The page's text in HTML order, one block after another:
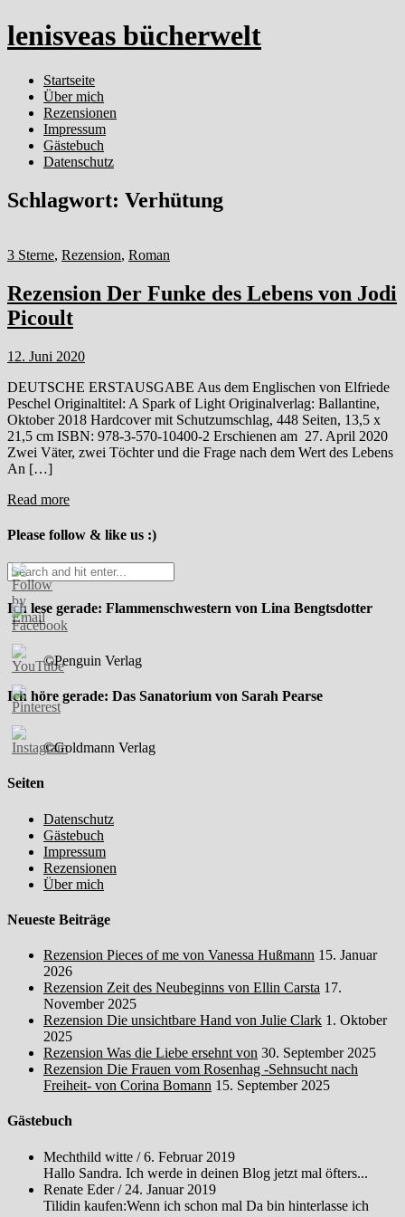
lenisveas bücherwelt
Startseite
Über mich
Rezensionen
Impressum
Gästebuch
Datenschutz
Schlagwort: Verhütung
3 Sterne, Rezension, Roman
Rezension Der Funke des Lebens von Jodi
Picoult
12. Juni 2020
DEUTSCHE ERSTAUSGABE Aus dem Englischen von Elfriede
Peschel Originaltitel: A Spark of Light Originalverlag: Ballantine,
Oktober 2018 Hardcover mit Schutzumschlag, 448 Seiten, 13,5 x
21,5 cm ISBN: 978-3-570-10400-2 Erschienen am 27. April 2020
Zwei Väter, zwei Töchter und die Frage nach dem Wert des Lebens
An […]
Read more
Please follow & like us :)
Ich lese gerade: Flammenschwestern von Lina Bengtsdotter
©Penguin Verlag
Ich höre gerade: Das Sanatorium von Sarah Pearse
©Goldmann Verlag
Seiten
Datenschutz
Gästebuch
Impressum
Rezensionen
Über mich
Neueste Beiträge
Rezension Pieces of me von Vanessa Hußmann 15. Januar
2026
Rezension Zeit des Neubeginns von Ellin Carsta 17.
November 2025
Rezension Die unsichtbare Hand von Julie Clark 1. Oktober
2025
Rezension Was die Liebe ersehnt von 30. September 2025
Rezension Die Frauen vom Rosenhag -Sehnsucht nach
Freiheit- von Corina Bomann 15. September 2025
Gästebuch
Mechthild witte /6. Februar 2019
Hallo Sandra. Ich werde in deinen Blog jetzt mal öfters...
Renate Eder/ 24. Januar 2019
Tilidin kaufen:Wenn ich schon mal Da bin hinterlasse ich